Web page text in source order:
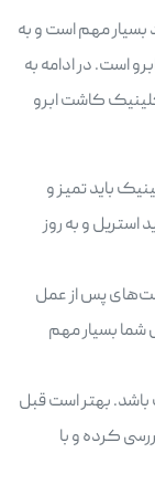
بسیار مهم است و به
است. در ادامه به
کاشت ابرو
باید تمیز و
استریل و به روز
پس از عمل
شما بسیار مهم
باشد. بهتر است قبل
کرده و با